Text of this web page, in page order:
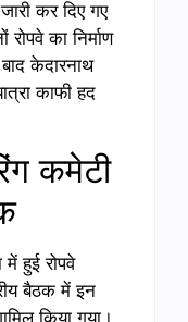
कर दिए गए
का निर्माण
केदारनाथ
काफी हद
कमेटी
हुई रोपवे
बैठक में इन